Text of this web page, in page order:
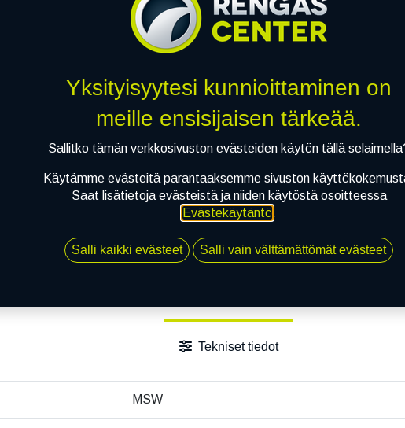
EAN:8027529167597
Tällä tuotteella ei ole
Jaa
Toimitusehdot
Tekniset tiedot
MSW
Yksityisyytesi kunnioittaminen on
meille ensisijaisen tärkeää.
Sallitko tämän verkkosivuston evästeiden käytön tällä
Käytämme evästeitä parantaaksemme sivuston
Saat lisätietoja evästeistä ja niiden käytöstä osoitteessa
Evästekäytäntö.
Salli kaikki evästeet Salli vain välttämättömät evästeet